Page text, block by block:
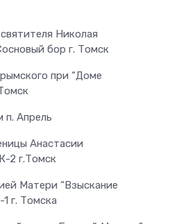
Николая
бор г. Томск
при “Доме
п. Апрель
Анастасии
2 г.Томск
Матери “Взыскание
г. Томска